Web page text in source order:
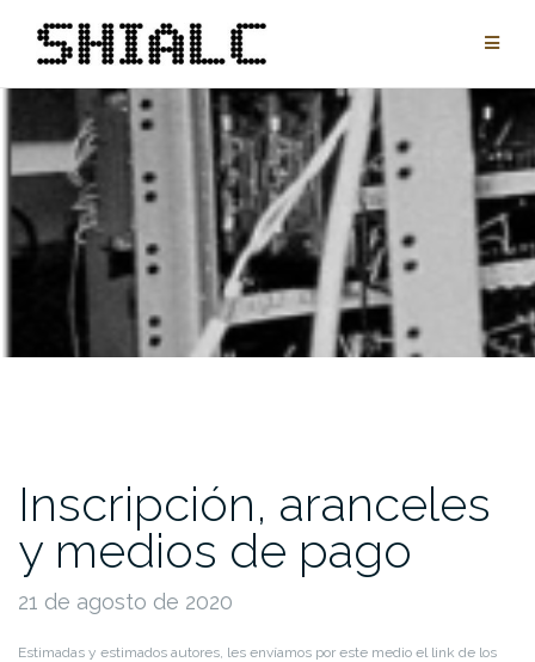
contenido
Inscripción, aranceles
y medios de pago
21 de agosto de 2020
Estimadas y estimados autores, les envíamos por este medio el link de los